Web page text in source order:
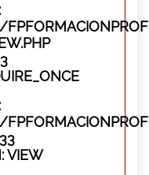
VIEW